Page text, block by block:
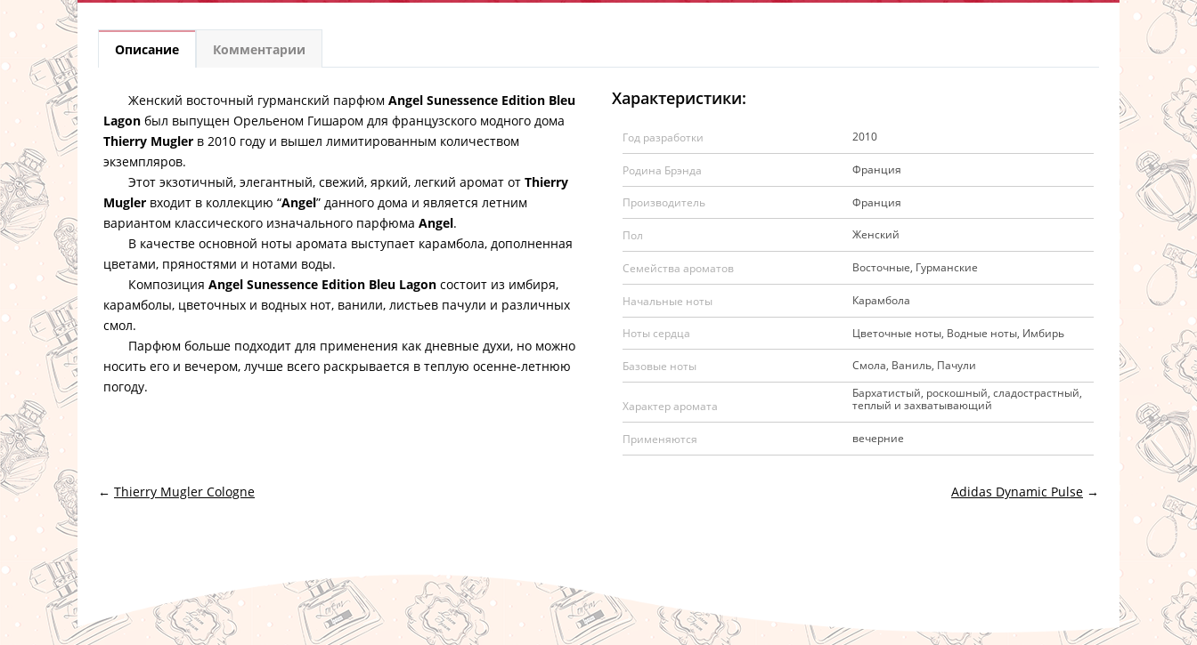
Описание Комментарии
Женский восточный гурманский парфюм Angel Sunessence Edition Bleu
Lagon был выпущен Орельеном Гишаром для французского модного дома
Thierry Mugler в 2010 году и вышел лимитированным количеством
экземпляров.
Этот экзотичный, элегантный, свежий, яркий, легкий аромат от Thierry
Mugler входит в коллекцию “Angel” данного дома и является летним
вариантом классического изначального парфюма Angel.
В качестве основной ноты аромата выступает карамбола, дополненная
цветами, пряностями и нотами воды.
Композиция Angel Sunessence Edition Bleu Lagon состоит из имбиря,
карамболы, цветочных и водных нот, ванили, листьев пачули и различных
смол.
Парфюм больше подходит для применения как дневные духи, но можно
носить его и вечером, лучше всего раскрывается в теплую осенне-летнюю
погоду.
Характеристики:
Год разработки 2010
Родина Брэнда Франция
Производитель Франция
Пол Женский
Семейства ароматов Восточные, Гурманские
Начальные ноты Карамбола
Ноты сердца Цветочные ноты, Водные ноты, Имбирь
Базовые ноты Смола, Ваниль, Пачули
Характер аромата
Бархатистый, роскошный, сладострастный,
теплый и захватывающий
Применяются вечерние
← Thierry Mugler Cologne Adidas Dynamic Pulse →